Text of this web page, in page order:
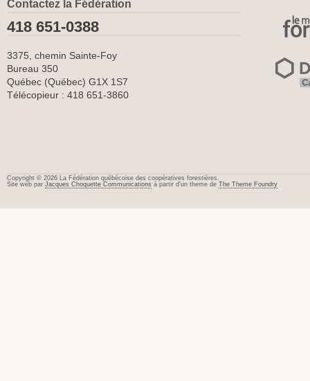
Contactez la Fédération
418 651-0388
3375, chemin Sainte-Foy
Bureau 350
Québec (Québec) G1X 1S7
Télécopieur : 418 651-3860
Copyright © 2026 La Fédération québécoise des coopératives forestières.
Site web par Jacques Choquette Communications à partir d’un theme de The Theme Foundry